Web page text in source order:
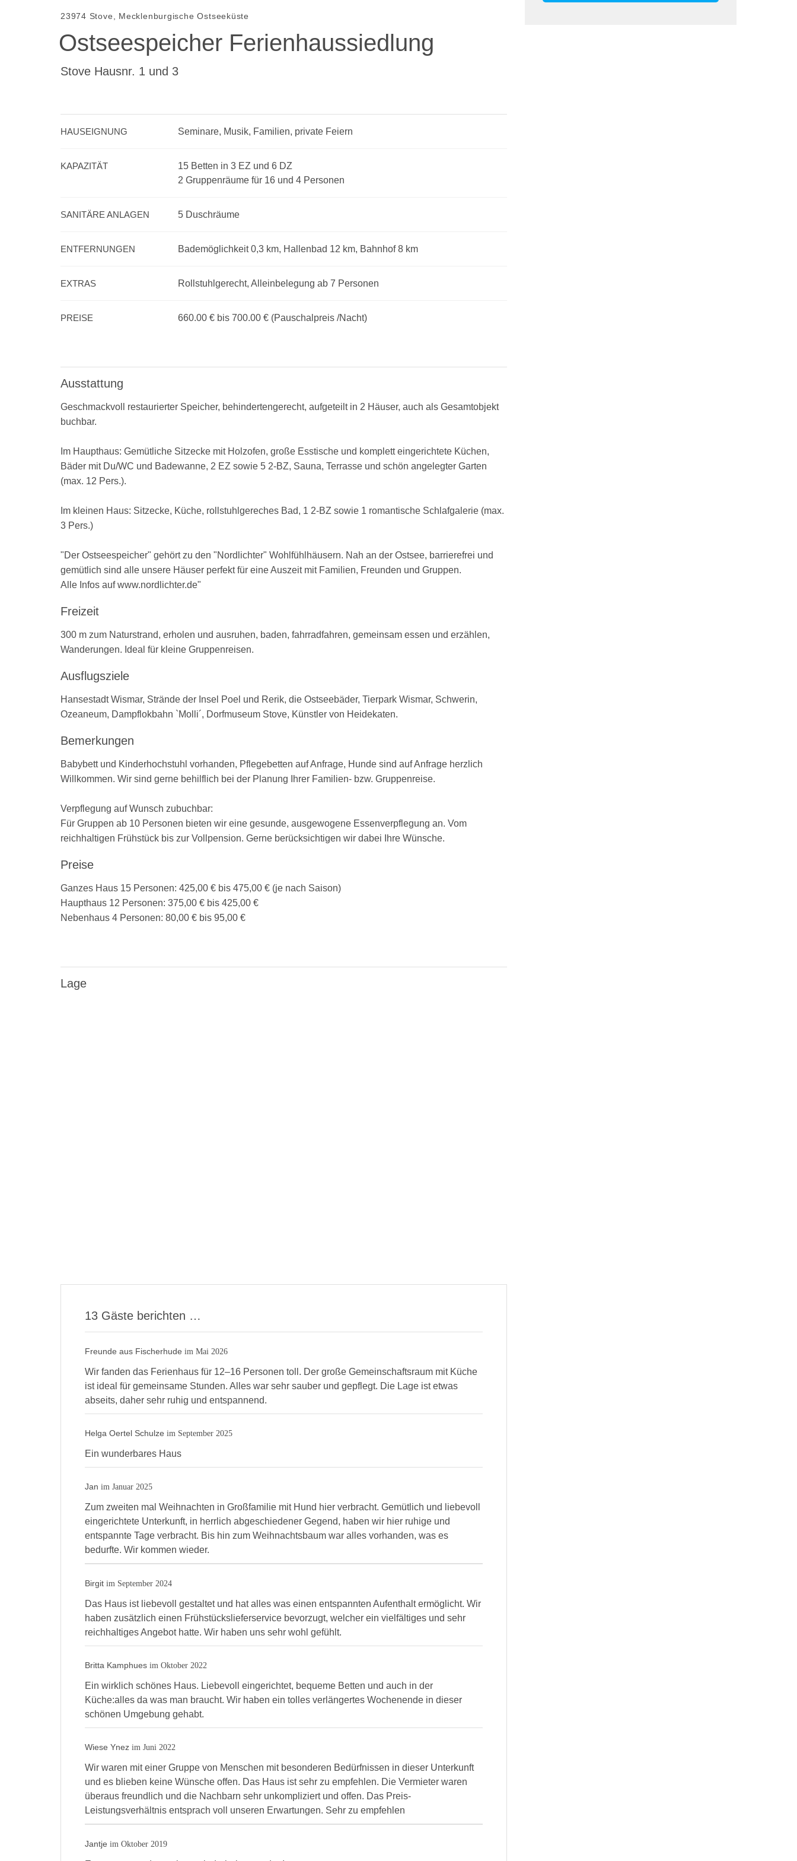
16/19
17/19
18/19
23974 Stove, Mecklenburgische Ostseeküste
Ostseespeicher Ferienhaussiedlung
Stove Hausnr. 1 und 3
HAUSEIGNUNG Seminare, Musik, Familien, private Feiern
KAPAZITÄT
15 Betten in 3 EZ und 6 DZ
2 Gruppenräume für 16 und 4 Personen
SANITÄRE ANLAGEN 5 Duschräume
ENTFERNUNGEN Bademöglichkeit 0,3 km, Hallenbad 12 km, Bahnhof 8 km
EXTRAS Rollstuhlgerecht, Alleinbelegung ab 7 Personen
PREISE 660.00 € bis 700.00 € (Pauschalpreis /Nacht)
Ausstattung
Geschmackvoll restaurierter Speicher, behindertengerecht, aufgeteilt in 2 Häuser, auch als Gesamtobjekt
buchbar.
Im Haupthaus: Gemütliche Sitzecke mit Holzofen, große Esstische und komplett eingerichtete Küchen,
Bäder mit Du/WC und Badewanne, 2 EZ sowie 5 2-BZ, Sauna, Terrasse und schön angelegter Garten
(max. 12 Pers.).
Im kleinen Haus: Sitzecke, Küche, rollstuhlgereches Bad, 1 2-BZ sowie 1 romantische Schlafgalerie (max.
3 Pers.)
"Der Ostseespeicher" gehört zu den "Nordlichter" Wohlfühlhäusern. Nah an der Ostsee, barrierefrei und
gemütlich sind alle unsere Häuser perfekt für eine Auszeit mit Familien, Freunden und Gruppen.
Alle Infos auf www.nordlichter.de"
Freizeit
300 m zum Naturstrand, erholen und ausruhen, baden, fahrradfahren, gemeinsam essen und erzählen,
Wanderungen. Ideal für kleine Gruppenreisen.
Ausflugsziele
Hansestadt Wismar, Strände der Insel Poel und Rerik, die Ostseebäder, Tierpark Wismar, Schwerin,
Ozeaneum, Dampflokbahn `Molli´, Dorfmuseum Stove, Künstler von Heidekaten.
Bemerkungen
Babybett und Kinderhochstuhl vorhanden, Pflegebetten auf Anfrage, Hunde sind auf Anfrage herzlich
Willkommen. Wir sind gerne behilflich bei der Planung Ihrer Familien- bzw. Gruppenreise.
Verpflegung auf Wunsch zubuchbar:
Für Gruppen ab 10 Personen bieten wir eine gesunde, ausgewogene Essenverpflegung an. Vom
reichhaltigen Frühstück bis zur Vollpension. Gerne berücksichtigen wir dabei Ihre Wünsche.
Preise
Ganzes Haus 15 Personen: 425,00 € bis 475,00 € (je nach Saison)
Haupthaus 12 Personen: 375,00 € bis 425,00 €
Nebenhaus 4 Personen: 80,00 € bis 95,00 €
Lage
13 Gäste berichten …
Freunde aus Fischerhude im Mai 2026
Wir fanden das Ferienhaus für 12–16 Personen toll. Der große Gemeinschaftsraum mit Küche
ist ideal für gemeinsame Stunden. Alles war sehr sauber und gepflegt. Die Lage ist etwas
abseits, daher sehr ruhig und entspannend.
Helga Oertel Schulze im September 2025
Ein wunderbares Haus
Jan im Januar 2025
Zum zweiten mal Weihnachten in Großfamilie mit Hund hier verbracht. Gemütlich und liebevoll
eingerichtete Unterkunft, in herrlich abgeschiedener Gegend, haben wir hier ruhige und
entspannte Tage verbracht. Bis hin zum Weihnachtsbaum war alles vorhanden, was es
bedurfte. Wir kommen wieder.
Birgit im September 2024
Das Haus ist liebevoll gestaltet und hat alles was einen entspannten Aufenthalt ermöglicht. Wir
haben zusätzlich einen Frühstückslieferservice bevorzugt, welcher ein vielfältiges und sehr
reichhaltiges Angebot hatte. Wir haben uns sehr wohl gefühlt.
Britta Kamphues im Oktober 2022
Ein wirklich schönes Haus. Liebevoll eingerichtet, bequeme Betten und auch in der
Küche:alles da was man braucht. Wir haben ein tolles verlängertes Wochenende in dieser
schönen Umgebung gehabt.
Wiese Ynez im Juni 2022
Wir waren mit einer Gruppe von Menschen mit besonderen Bedürfnissen in dieser Unterkunft
und es blieben keine Wünsche offen. Das Haus ist sehr zu empfehlen. Die Vermieter waren
überaus freundlich und die Nachbarn sehr unkompliziert und offen. Das Preis-
Leistungsverhältnis entsprach voll unseren Erwartungen. Sehr zu empfehlen
Jantje im Oktober 2019